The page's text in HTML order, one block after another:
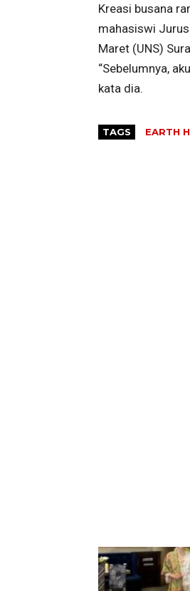
Kreasi busana
mahasiswi
Maret (UNS)
“Sebelumnya,
kata dia.
TAGS EARTH